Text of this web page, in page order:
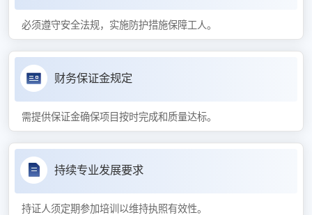
必须遵守安全法规，实施防护措施保障工人。
财务保证金规定
需提供保证金确保项目按时完成和质量达标。
持续专业发展要求
持证人须定期参加培训以维持执照有效性。